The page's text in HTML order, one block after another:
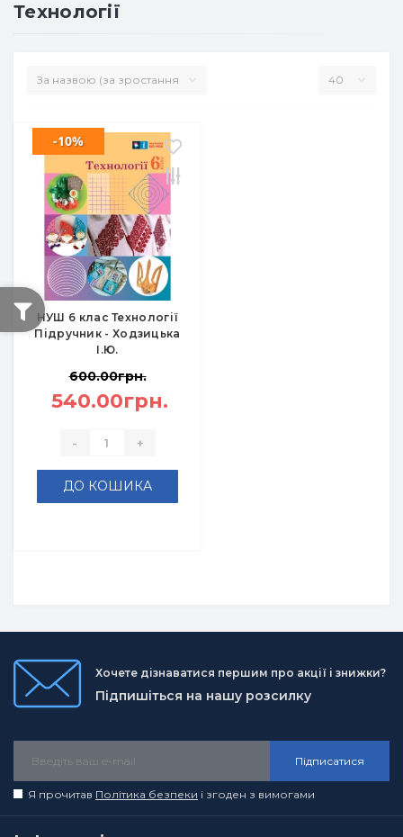
Технології
НУШ 6 клас Технології
Підручник - Ходзицька
І.Ю.
-10%
600.00грн.
540.00грн.
- +
ДО КОШИКА
Хочете дізнаватися першим про акції і знижки?
Підпишіться на нашу розсилку
Підписатися
Я прочитав Політика безпеки і згоден з вимогами